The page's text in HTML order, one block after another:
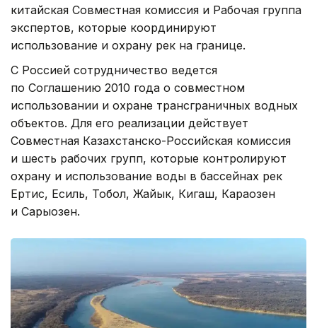
китайская Совместная комиссия и Рабочая группа
экспертов, которые координируют
использование и охрану рек на границе.
С Россией сотрудничество ведется
по Соглашению 2010 года о совместном
использовании и охране трансграничных водных
объектов. Для его реализации действует
Совместная Казахстанско-Российская комиссия
и шесть рабочих групп, которые контролируют
охрану и использование воды в бассейнах рек
Ертис, Есиль, Тобол, Жайык, Кигаш, Караозен
и Сарыозен.